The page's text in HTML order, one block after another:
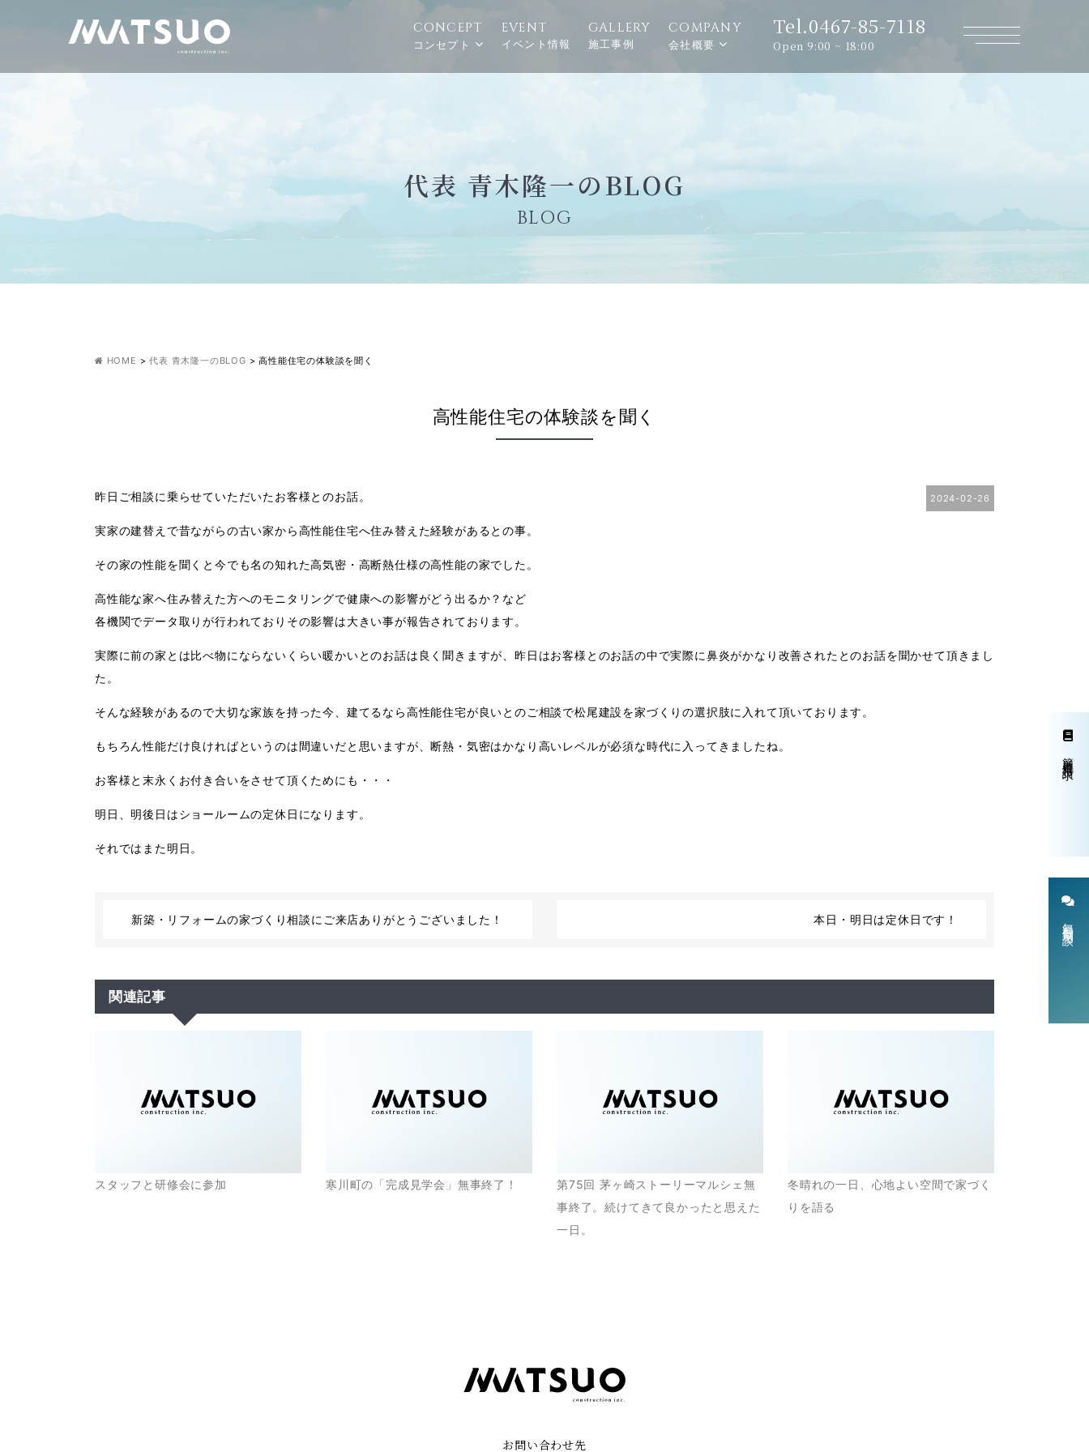
CONCEPT
コンセプト
EVENT
イベント情報
GALLERY
施工事例
COMPANY
会社概要
Tel.0467-85-7118
Open 9:00 ~ 18:00
代表 青木隆一のBLOG
BLOG
HOME >代表 青木隆一のBLOG >高性能住宅の体験談を聞く
高性能住宅の体験談を聞く
2024-02-26
昨日ご相談に乗らせていただいたお客様とのお話。
実家の建替えで昔ながらの古い家から高性能住宅へ住み替えた経験があるとの事。
その家の性能を聞くと今でも名の知れた高気密・高断熱仕様の高性能の家でした。
高性能な家へ住み替えた方へのモニタリングで健康への影響がどう出るか？など
各機関でデータ取りが行われておりその影響は大きい事が報告されております。
実際に前の家とは比べ物にならないくらい暖かいとのお話は良く聞きますが、昨日はお客様とのお話の中で実際に鼻炎がかなり改善されたとのお話を聞かせて頂きまし
た。
そんな経験があるので大切な家族を持った今、建てるなら高性能住宅が良いとのご相談で松尾建設を家づくりの選択肢に入れて頂いております。
もちろん性能だけ良ければというのは間違いだと思いますが、断熱・気密はかなり高いレベルが必須な時代に入ってきましたね。
お客様と末永くお付き合いをさせて頂くためにも・・・
明日、明後日はショールームの定休日になります。
それではまた明日。
新築・リフォームの家づくり相談にご来店ありがとうございました！ 本日・明日は定休日です！
関連記事
スタッフと研修会に参加 寒川町の「完成見学会」無事終了！
第75回 茅ヶ崎ストーリーマルシェ無
事終了。続けてきて良かったと思えた
一日。
冬晴れの一日、心地よい空間で家づく
りを語る
簡単資料請求
無料個別相談
お問い合わせ先